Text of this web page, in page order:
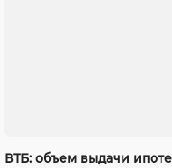
ВТБ: объем выдачи